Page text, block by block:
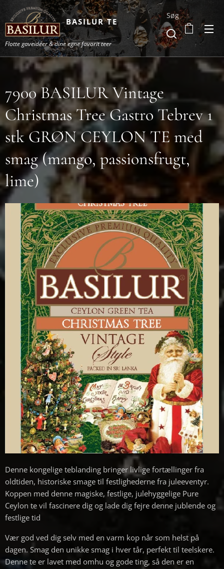
BASILUR TE
Flotte gaveidéer & dine egne favorit teer
Søg
7900 BASILUR Vintage
Christmas Tree Gastro Tebrev 1
stk GRØN CEYLON TE med
smag (mango, passionsfrugt,
lime)
Denne kongelige teblanding bringer livlige fortællinger fra
oldtiden, historiske smage til festlighederne fra juleeventyr.
Koppen med denne magiske, festlige, julehyggelige Pure
Ceylon te vil fascinere dig og lade dig fejre denne jublende og
festlige tid
Vær god ved dig selv med en varm kop når som helst på
dagen. Smag den unikke smag i hver tår, perfekt til teelskere.
Denne te er lavet med omhu og gode ting, så den er en